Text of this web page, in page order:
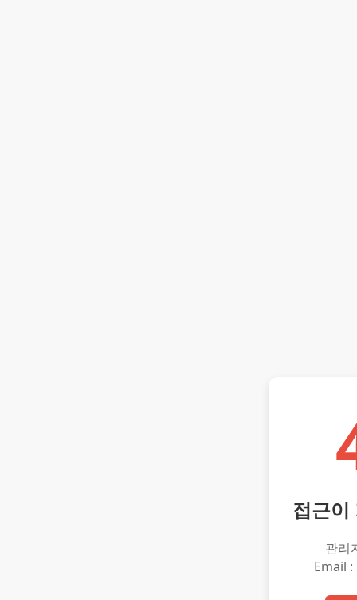
접근이
관리
Email